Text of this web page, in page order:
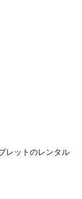
レットのレンタル